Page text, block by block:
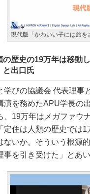
現代版「かわいい子には旅
の歴史の19万年は移動
と出口氏
びの協議会 代表理事
演を務めたAPU学長の
、19万年はメガファウ
定住は人類の歴史では
ないか。そういう根源
事を引き受けた」とあい